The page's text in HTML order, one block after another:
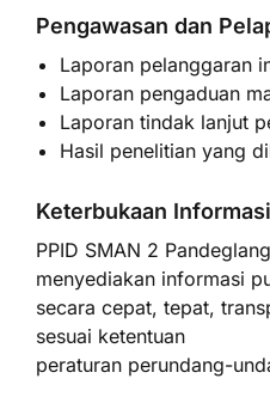
Pengawasan dan
Laporan pelanggaran
Laporan pengaduan
Laporan tindak lanjut
Hasil penelitian yang
Keterbukaan
PPID SMAN 2
menyediakan informasi
secara cepat, tepat,
sesuai ketentuan
peraturan perundang-